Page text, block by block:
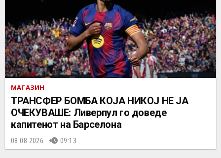
МАГАЗИН
ТРАНСФЕР БОМБА КОЈА НИКОЈ НЕ ЈА
ОЧЕКУВАШЕ: Ливерпул го доведе
капитенот на Барселона
08.08.2026. 09:13